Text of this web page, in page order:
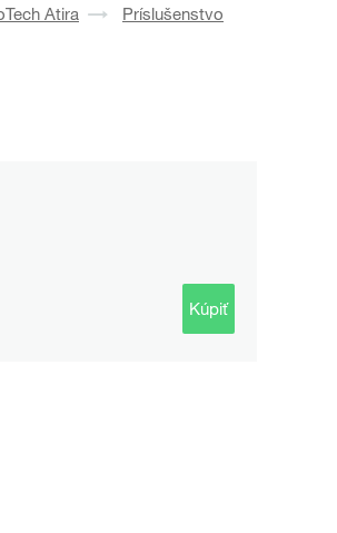
Atira
Príslušenstvo
Kúpiť